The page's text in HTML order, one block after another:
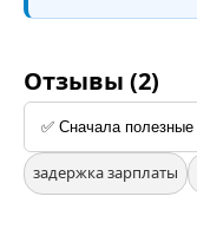
Отзывы (2)
задержка зарплаты